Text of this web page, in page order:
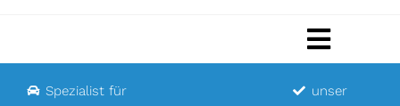
Spezialist für
unser